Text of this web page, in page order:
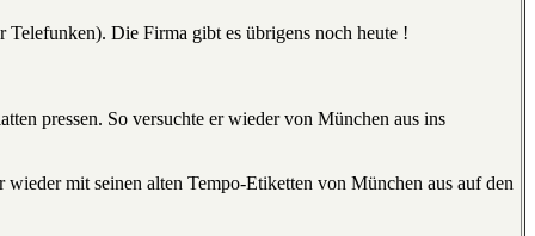
Telefunken). Die Firma gibt es übrigens noch heute !
pressen. So versuchte er wieder von München aus ins
mit seinen alten Tempo-Etiketten von München aus auf den